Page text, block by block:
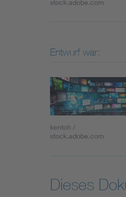
stock.adobe.com
Entwurf war:
kentoh /
stock.adobe.com
Dieses